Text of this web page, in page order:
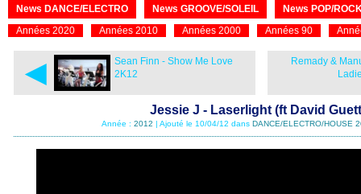
News DANCE/ELECTRO News GROOVE/SOLEIL
News POP/
Années 2020
Années 2010 Années 2000 Années 90
◄
Sean Finn - Show Me Love
2K12
Remady &
Jessie J - Laserlight (ft David
Année : 2012 | Ajouté le 10/04/12 dans DANCE/ELECTRO/HOUSE